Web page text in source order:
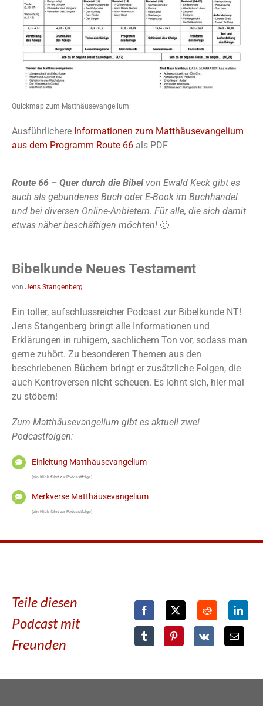
Quickmap zum Matthäusevangelium
Ausführlichere Informationen zum Matthäusevangelium
aus dem Programm Route 66 als PDF
Route 66 – Quer durch die Bibel von Ewald Keck gibt es
auch als gebundenes Buch oder E-Book im Buchhandel
und bei diversen Online-Anbietern. Für alle, die sich damit
etwas näher beschäftigen möchten! 🙂
Bibelkunde Neues Testament
von Jens Stangenberg
Ein toller, aufschlussreicher Podcast zur Bibelkunde NT!
Jens Stangenberg bringt alle Informationen und
Erklärungen in ruhigem, sachlichem Ton vor, sodass man
gerne zuhört. Zu besonderen Themen aus den
beschriebenen Büchern bringt er zusätzliche Folgen, die
auch Kontroversen nicht scheuen. Es lohnt sich, hier mal
zu stöbern!
Zum Matthäusevangelium gibt es aktuell zwei
Podcastfolgen:
Einleitung Matthäusevangelium
(ein Klick führt zur Podcastfolge)
Merkverse Matthäusevangelium
(ein Klick führt zur Podcastfolge)
Teile diesen
Podcast mit
Freunden